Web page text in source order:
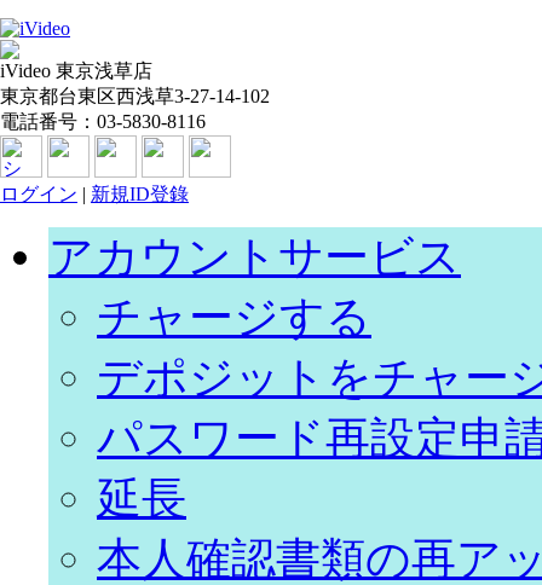
iVideo 東京浅草店
東京都台東区西浅草3-27-14-102
電話番号：03-5830-8116
ログイン | 新規ID登錄
アカウントサービス
チャージする
デポジットをチャー
パスワード再設定申
延長
本人確認書類の再ア